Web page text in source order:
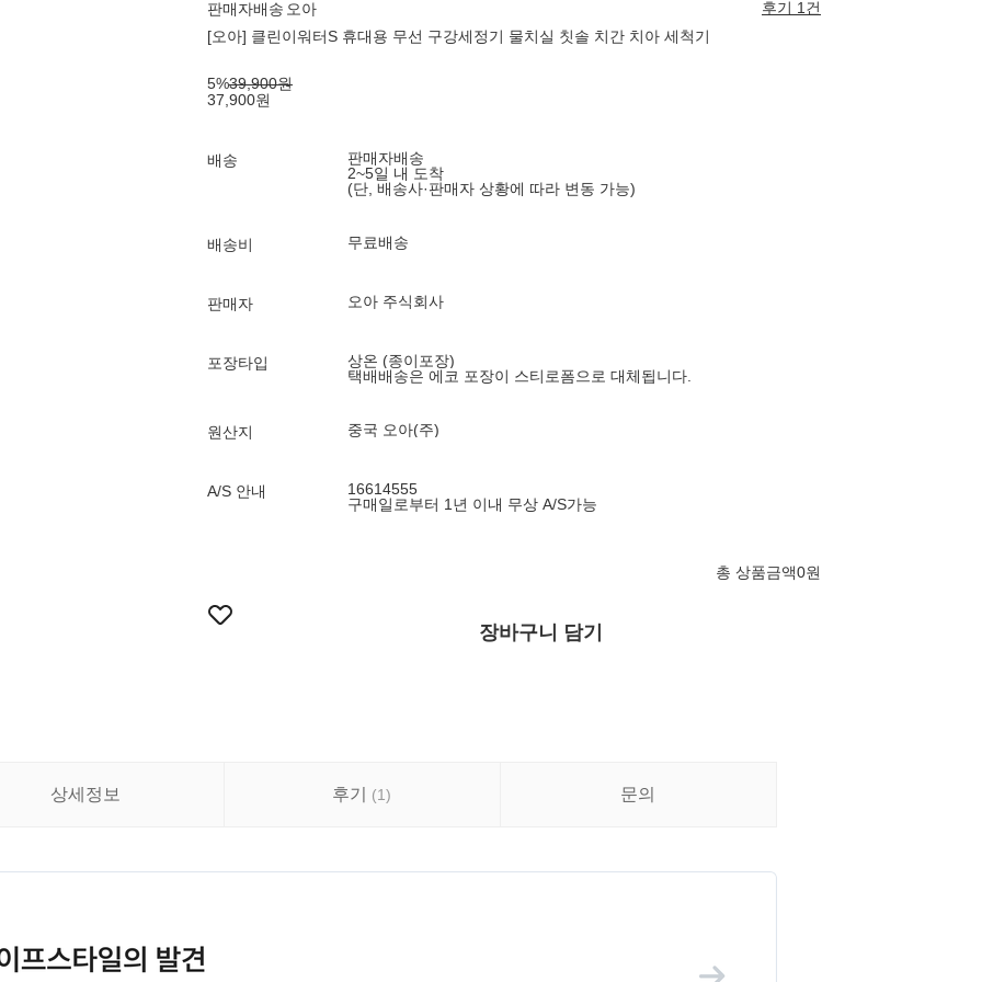
판매자배송 오아
후기 1건
[오아] 클린이워터S 휴대용 무선 구강세정기 물치실 칫솔 치간 치아 세척기
5%39,900원
37,900원
배송
판매자배송
2~5일 내 도착
(단, 배송사·판매자 상황에 따라 변동 가능)
배송비 무료배송
판매자 오아 주식회사
포장타입
상온 (종이포장)
택배배송은 에코 포장이 스티로폼으로 대체됩니다.
원산지 중국 오아(주)
A/S 안내
16614555
구매일로부터 1년 이내 무상 A/S가능
총 상품금액0원
장바구니 담기
상세정보 후기 (1) 문의